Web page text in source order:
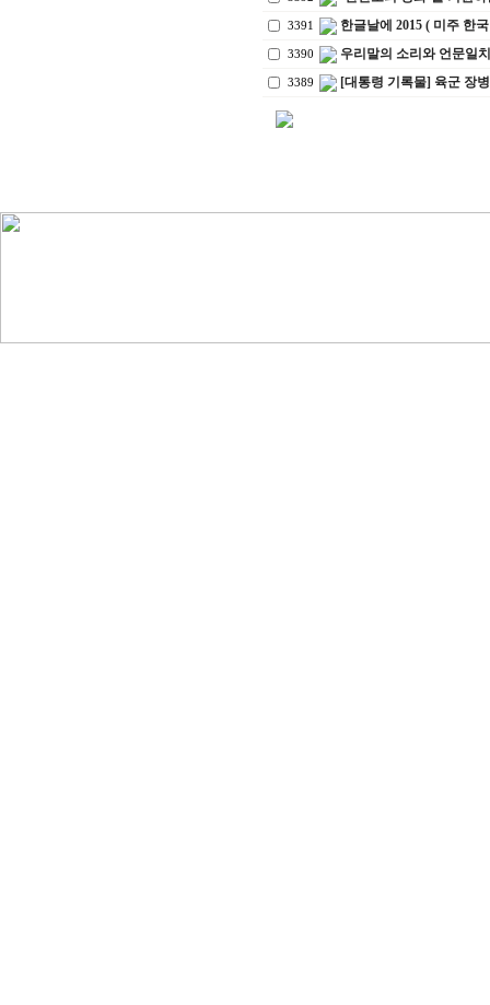
3391 한글날에 2015 ( 미주 한
3390 우리말의 소리와 언문일
3389 [대통령 기록물] 육군 장